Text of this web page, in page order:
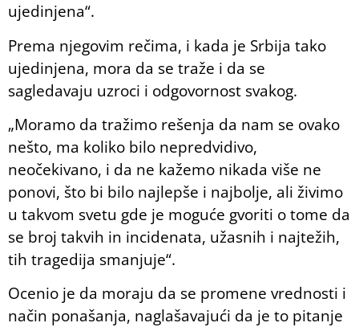
ujedinjena“.
Prema njegovim rečima, i kada je Srbija tako
ujedinjena, mora da se traže i da se
sagledavaju uzroci i odgovornost svakog.
„Moramo da tražimo rešenja da nam se ovako
nešto, ma koliko bilo nepredvidivo,
neočekivano, i da ne kažemo nikada više ne
ponovi, što bi bilo najlepše i najbolje, ali živimo
u takvom svetu gde je moguće gvoriti o tome da
se broj takvih in incidenata, užasnih i najtežih,
tih tragedija smanjuje“.
Ocenio je da moraju da se promene vrednosti i
način ponašanja, naglašavajući da je to pitanje